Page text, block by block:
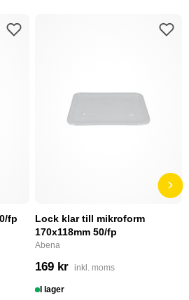
fp
Lock klar till mikroform
170x118mm 50/fp
Abena
169 kr inkl. moms
I lager